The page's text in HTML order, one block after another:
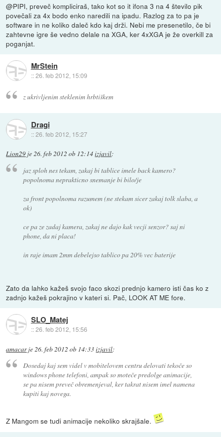
@PIPI, preveč kompliciraš, tako kot so it ifona 3 na 4 število pik
povečali za 4x bodo enko naredili na ipadu. Razlog za to pa je
software in ne koliko daleč kdo kaj drži. Nebi me presenetilo, če bi
zahtevne igre še vedno delale na XGA, ker 4xXGA je že overkill za
poganjat.
MrStein
::26. feb 2012, 15:09
z ukrivljenim steklenim hrbtiškem
Dragi
::26. feb 2012, 15:27
Lion29 je26. feb 2012 ob 12:14izjavil:
jaz sploh nes tekam, zakaj bi tablice imele back kamero?
popolnoma neprakticno snemanje bi bilo/je
za front popolnoma razumem (ne stekam sicer zakaj tolk slaba, a
ok)
ce pa ze zadaj kamera, zakaj ne dajo kak vecji senzor? saj ni
phone, da ni placa!
in raje imam 2mm debelejso tablico pa 20% vec baterije
Zato da lahko kažeš svojo faco skozi prednjo kamero isti čas ko z
zadnjo kažeš pokrajino v kateri si. Pač, LOOK AT ME fore.
SLO_Matej
::26. feb 2012, 15:56
amacarje26. feb 2012 ob 14:33izjavil:
Dosedaj kaj sem videl v mobitelovem centru delovati tekoče so
windows phone telefoni, ampak so moteče predolge animacije,
se pa nisem preveč obremenjeval, ker takrat nisem imel namena
kupiti kaj novega.
Z Mangom se tudi animacije nekoliko skrajšale.